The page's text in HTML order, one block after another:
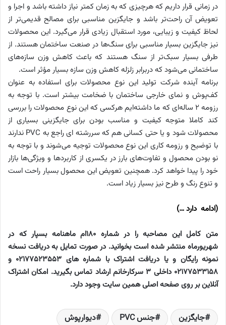
در زمانی قرار داریم که هرچیزی که به زمان کمتر نیاز داشته باشد و اجرا و
تعویض آن راحت‌تر باشد و جایگزین مناسبی برای مصالح قدیمی‌تر از
لحاظ کیفیت و زیبایی، مورد استقبال زیادی قرار می‌گیرد. این محصولات
نیز جایگزین بسیار مناسبی برای سنگ‌ها در صنعت ساختمان هستند. از
طرفی بسیار سبک‌تر از سنگ هستند که باعث کاهش وزن سازه‌های
ساختمانی می‌شود که دربرابر زلزله کاهش وزن سازه بسیار مؤثر است.
برنامه آینده شرکت تولید این نوع محصولات برای استفاده به عنوان
کف‌پوش و نمای خارجی ساختمان با ضخامت بیشتر است. با توجه به
رزومه 2 ساله‌ای که ما داشته‌ایم هرکسی که این نوع محصولات را بررسی
کند کاملا متوجه کیفیت و مناسب بودن برای جایگزینی بسیاری از
محصولات شود و یا حتی کسانی هم که سررشته ای راجع به PVC ندارند
با توضیح و رزومه کاری این نوع محصولات توجیه می‌شوند و با توجه به
نو بودن محصول و تفاوت‌های بارز در یکسری از کاربردها و ویژگی‌ها بازار
خود را پیدا خواهد کرد. همچنین تعویض این محصول بسیار راحت است
و تنوع رنگ و طرح نیز بسیار زیاد است.
(ادامه دارد…)
متن کامل این مصاحبه را در شماره 180ام ماهنامه بسپار که در
شهریورماه منتشر شده است بخوانید. در صورت تمایل به دریافت نسخه
نمونه رایگان و یا دریافت اشتراک با شماره های 02177523553 و
02177533158 داخلی 3 سرکارخانم ارشاد تماس بگیرید. امکان اشتراک
آنلاین بر روی صفحه اصلی همین سایت وجود دارد.
جایگزین جنس PVC
دیوارپوش‌